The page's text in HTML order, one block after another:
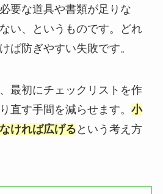
要な道具や書類が足りな
い、というものです。どれ
ば防ぎやすい失敗です。
最初にチェックリストを作
直す手間を減らせます。 小
ければ広げる という考え方